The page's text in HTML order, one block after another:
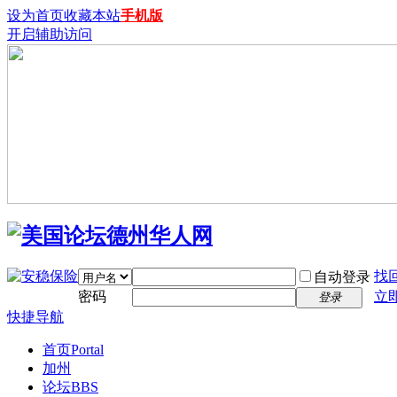
设为首页收藏本站手机版
开启辅助访问
自动登录 找
密码
登录
立
快捷导航
首页Portal
加州
论坛BBS